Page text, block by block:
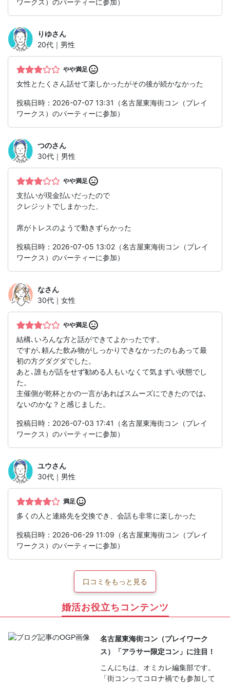
ワークス）のパーティーに参加）
りゆさん
20代｜男性
やや満足
女性とたくさん話せて楽しかったがその後が続かなかった
投稿日時：2026-07-07 13:31（名古屋東海街コン（プレイ
ワークス）のパーティーに参加）
つのさん
30代｜男性
やや満足
支払いが現金払いだったので
クレジットでしまかった、
席がトレスのようで動きずらかった
投稿日時：2026-07-05 13:02（名古屋東海街コン（プレイ
ワークス）のパーティーに参加）
なさん
30代｜女性
やや満足
結構､いろんな方と話ができてよかったです。
ですが､頼んた飲み物がしっかりできなかったのもあって最
初の方グダグダでした。
あと､誰もが話をせず勧める人もいなくて気まずい状態でし
た。
主催側が乾杯とかの一言があればスムーズにできたのでは､
ないのかな？と感じました。
投稿日時：2026-07-03 17:41（名古屋東海街コン（プレイ
ワークス）のパーティーに参加）
ユウさん
30代｜男性
満足
多くの人と連絡先を交換でき、会話も非常に楽しかった
投稿日時：2026-06-29 11:09（名古屋東海街コン（プレイ
ワークス）のパーティーに参加）
口コミをもっと見る
婚活お役立ちコンテンツ
名古屋東海街コン（プレイワーク
ス）「アラサー限定コン」に注目！
こんにちは、オミカレ編集部です。
「街コンってコロナ禍でも参加して